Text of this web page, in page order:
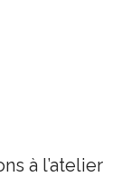
à l’atelier